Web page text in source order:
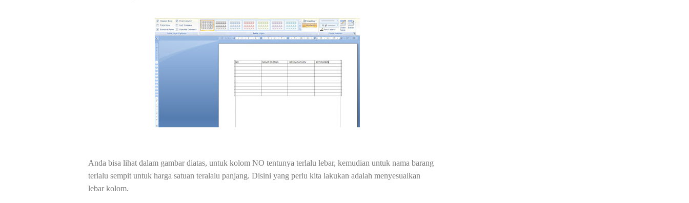
Anda bisa lihat dalam gambar diatas, untuk kolom NO tentunya terlalu lebar, kemudian untuk nama barang
terlalu sempit untuk harga satuan teralalu panjang. Disini yang perlu kita lakukan adalah menyesuaikan
lebar kolom.